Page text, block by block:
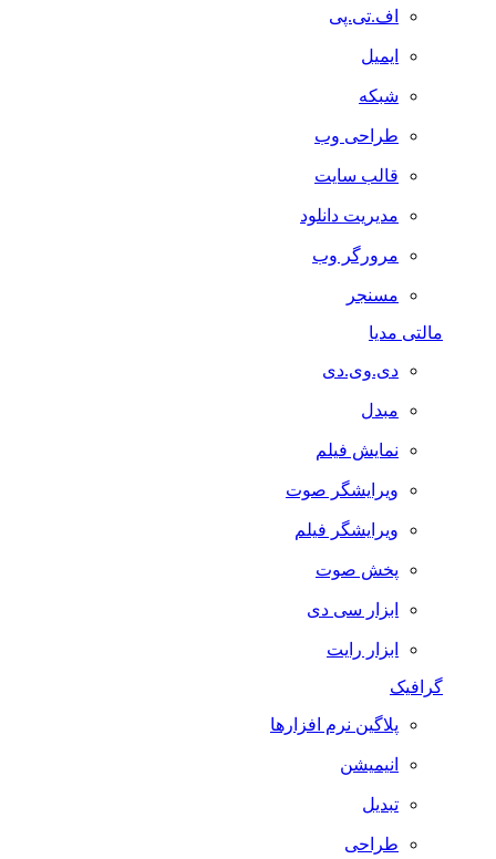
اف.تی.پی
ایمیل
شبکه
طراحی وب
قالب سایت
مدیریت دانلود
مرورگر وب
مسنجر
مالتی مدیا
دی.وی.دی
مبدل
نمایش فیلم
ویرایشگر صوت
ویرایشگر فیلم
پخش صوت
ابزار سی دی
ابزار رایت
گرافیک
پلاگین نرم افزارها
انیمیشن
تبدیل
طراحی